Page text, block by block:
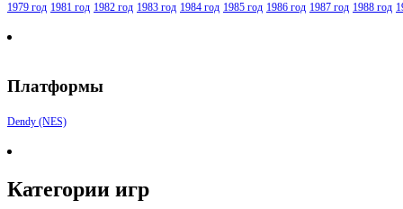
1979 год 1981 год 1982 год 1983 год 1984 год 1985 год 1986 год 1987 год 1988 год
Платформы
Dendy (NES)
Категории игр